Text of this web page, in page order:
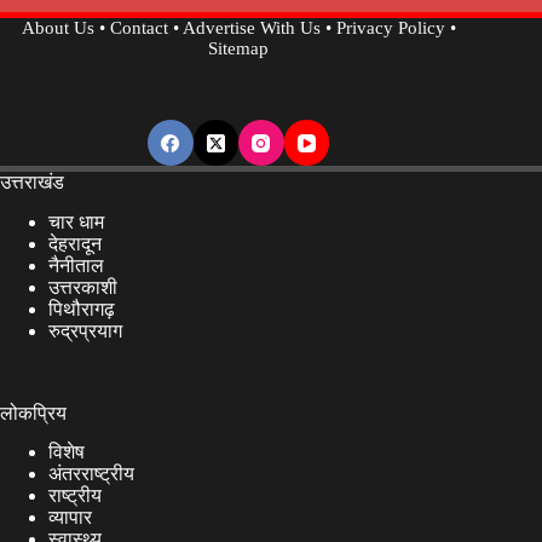
About Us• Contact•Advertise With Us• Privacy Policy•
Sitemap
उत्तराखंड
चार धाम
देहरादून
नैनीताल
उत्तरकाशी
पिथौरागढ़
रुद्रप्रयाग
लोकप्रिय
विशेष
अंतरराष्ट्रीय
राष्ट्रीय
व्यापार